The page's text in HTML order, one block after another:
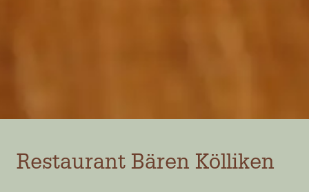
Restaurant Bären Kölliken